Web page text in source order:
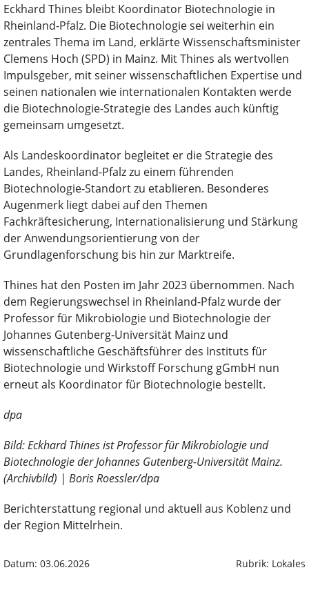
Eckhard Thines bleibt Koordinator Biotechnologie in
Rheinland-Pfalz. Die Biotechnologie sei weiterhin ein
zentrales Thema im Land, erklärte Wissenschaftsminister
Clemens Hoch (SPD) in Mainz. Mit Thines als wertvollen
Impulsgeber, mit seiner wissenschaftlichen Expertise und
seinen nationalen wie internationalen Kontakten werde
die Biotechnologie-Strategie des Landes auch künftig
gemeinsam umgesetzt.
Als Landeskoordinator begleitet er die Strategie des
Landes, Rheinland-Pfalz zu einem führenden
Biotechnologie-Standort zu etablieren. Besonderes
Augenmerk liegt dabei auf den Themen
Fachkräftesicherung, Internationalisierung und Stärkung
der Anwendungsorientierung von der
Grundlagenforschung bis hin zur Marktreife.
Thines hat den Posten im Jahr 2023 übernommen. Nach
dem Regierungswechsel in Rheinland-Pfalz wurde der
Professor für Mikrobiologie und Biotechnologie der
Johannes Gutenberg-Universität Mainz und
wissenschaftliche Geschäftsführer des Instituts für
Biotechnologie und Wirkstoff Forschung gGmbH nun
erneut als Koordinator für Biotechnologie bestellt.
dpa
Bild: Eckhard Thines ist Professor für Mikrobiologie und
Biotechnologie der Johannes Gutenberg-Universität Mainz.
(Archivbild) | Boris Roessler/dpa
Berichterstattung regional und aktuell aus Koblenz und
der Region Mittelrhein.
Datum: 03.06.2026 Rubrik: Lokales